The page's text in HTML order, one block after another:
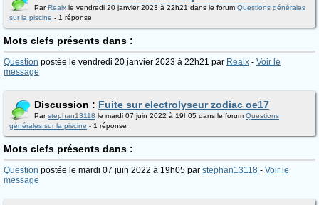
ParRealx le vendredi 20 janvier 2023 à 22h21 dans le forum Questions générales
sur la piscine - 1 réponse
Mots clefs présents dans :
Question postée le vendredi 20 janvier 2023 à 22h21 par Realx - Voir le
message
Discussion : Fuite sur electrolyseur zodiac oe17
Parstephan13118 le mardi 07 juin 2022 à 19h05 dans le forum Questions
générales sur la piscine - 1 réponse
Mots clefs présents dans :
Question postée le mardi 07 juin 2022 à 19h05 par stephan13118 - Voir le
message